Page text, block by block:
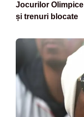
Jocurilor
și trenuri blocate